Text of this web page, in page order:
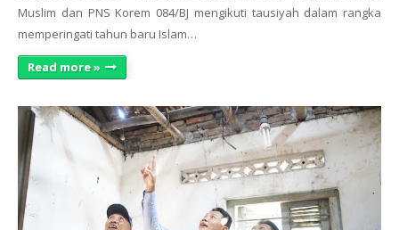
Muslim dan PNS Korem 084/BJ mengikuti tausiyah dalam rangka
memperingati tahun baru Islam…
Read more »